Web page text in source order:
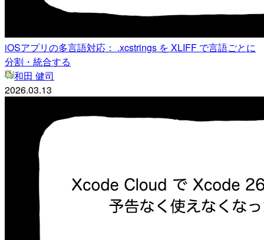
iOSアプリの多言語対応： .xcstrings を XLIFF で言語ごとに
分割・統合する
和田 健司
2026.03.13